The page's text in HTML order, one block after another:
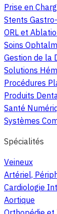
Prise en
Stents
ORL et
Soins
Gestion de la
Solutions
Procédures
Produits
Santé
Systèmes
Spécialités
Veineux
Artériel,
Cardiologie
Aortique